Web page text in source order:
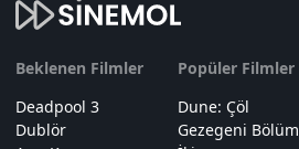
Beklenen Filmler
Deadpool 3
Dublör
Popüler Filmler
Dune: Çöl
Gezegeni Bölüm